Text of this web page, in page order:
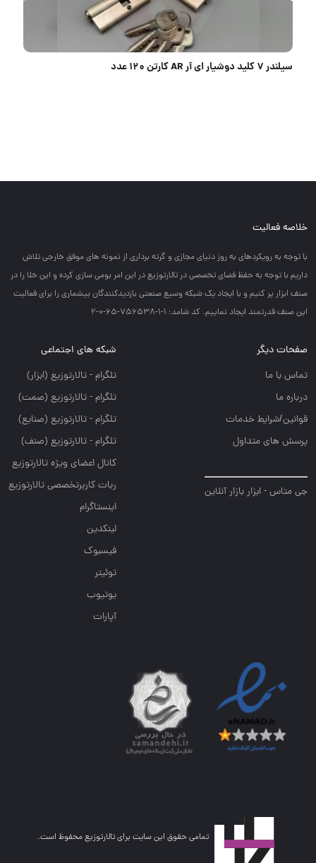
سیلندر ۷ سانت آپارتمانی کلید پله ای روملی ROMELI کارتن ۶۰ عدد
خلاصه فعالیت
با توجه به رويكردهاي به روز دنياي مجازي و گرته برداري از نمونه هاي موفق خارجي تلاش
داريم با توجه به حفظ فضاي تخصصي در تالارتوزيع در اين امر بومي سازي كرده و اين خلا را در
صنف ابزار پر كنيم و با ايجاد يك شبكه وسيع صنعتي بازديدكنندگان بيشماري را براي فعاليت
اين صنف قدرتمند ايجاد نماييم. کد شامد: 1-1-756538-65-0-2
صفحات دیگر
تماس با ما
درباره ما
قوانین/شرایط خدمات
پرسش های متداول
جی متاس - ابزار بازار آنلاین
شبکه های اجتماعی
تلگرام - تالارتوزيع (ابزار)
تلگرام - تالارتوزيع (صمت)
تلگرام - تالارتوزيع (صنايع)
تلگرام - تالارتوزیع (صنف)
کانال اعضای ویژه تالارتوزیع
ربات کاربرتخصصی تالارتوزیع
اینستاگرام
لینکدین
فیسبوک
توئیتر
یوتیوب
آپارات
تمامی حقوق این سایت برای تالارتوزیع محفوظ است.